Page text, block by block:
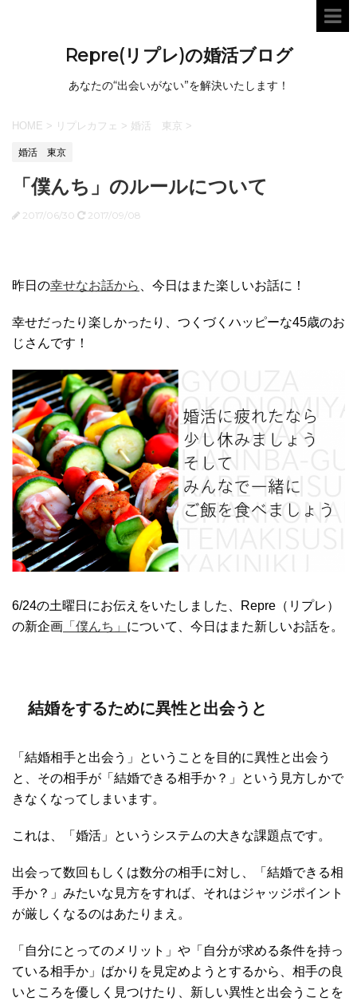
Repre(リプレ)の婚活ブログ
あなたの“出会いがない”を解決いたします！
HOME > リプレカフェ > 婚活 東京 >
婚活 東京
「僕んち」のルールについて
2017/06/30 2017/09/08
昨日の幸せなお話から 、今日はまた楽しいお話に！
幸せだったり楽しかったり、つくづくハッピーな45歳のお
じさんです！
6/24の土曜日にお伝えをいたしました、Repre（リプレ）
の新企画 「僕んち」 について、今日はまた新しいお話を。
結婚をするために異性と出会うと
「結婚相手と出会う」ということを目的に異性と出会う
と、その相手が「結婚できる相手か？」という見方しかで
きなくなってしまいます。
これは、「婚活」というシステムの大きな課題点です。
出会って数回もしくは数分の相手に対し、「結婚できる相
手か？」みたいな見方をすれば、それはジャッジポイント
が厳しくなるのはあたりまえ。
「自分にとってのメリット」や「自分が求める条件を持っ
ている相手か」ばかりを見定めようとするから、相手の良
いところを優しく見つけたり、新しい異性と出会うことを